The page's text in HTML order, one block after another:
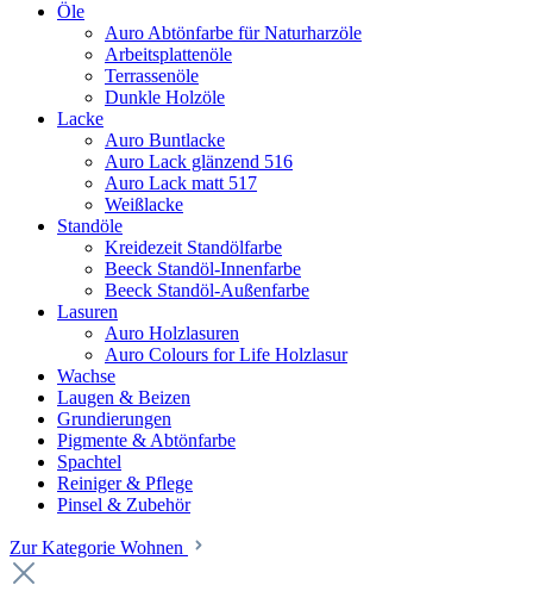
Öle
Auro Abtönfarbe für Naturharzöle
Arbeitsplattenöle
Terrassenöle
Dunkle Holzöle
Lacke
Auro Buntlacke
Auro Lack glänzend 516
Auro Lack matt 517
Weißlacke
Standöle
Kreidezeit Standölfarbe
Beeck Standöl-Innenfarbe
Beeck Standöl-Außenfarbe
Lasuren
Auro Holzlasuren
Auro Colours for Life Holzlasur
Wachse
Laugen & Beizen
Grundierungen
Pigmente & Abtönfarbe
Spachtel
Reiniger & Pflege
Pinsel & Zubehör
Zur Kategorie Wohnen